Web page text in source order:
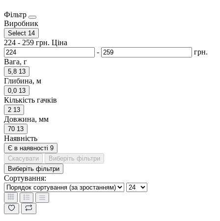
Фільтр
Виробник
Select 14
224 - 259 грн. Ціна
-
грн.
Вага, г
5,8 13
Глибина, м
0,0 13
Кількість гачків
2 13
Довжина, мм
70 13
Наявність
Є в наявності 9
Скасувати
Виберіть фільтри
Виберіть фільтри
Сортування: